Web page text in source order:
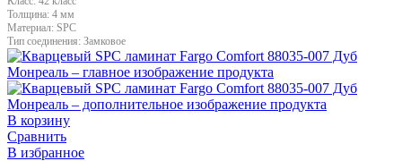
Толщина: 4 мм
Материал: SPC
Тип соединения: Замковое
В корзину
Сравнить
В избранное